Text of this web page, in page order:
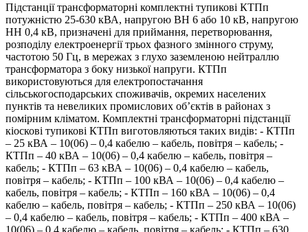
Підстанції трансформаторні комплектні тупикові КТПп
потужністю 25-630 кВА, напругою ВН 6 або 10 кВ, напругою
НН 0,4 кВ, призначені для приймання, перетворювання,
розподілу електроенергії трьох фазного змінного струму,
частотою 50 Гц, в мережах з глухо заземленою нейтраллю
трансформатора з боку низької напруги. КТПп
використовуються для електропостачання
сільськогосподарських споживачів, окремих населених
пунктів та невеликих промислових об’єктів в районах з
помірним кліматом. Комплектні трансформаторні підстанції
кіоскові тупикові КТПп виготовляються таких видів: - КТПп
– 25 кВА – 10(06) – 0,4 кабелю – кабель, повітря – кабель; -
КТПп – 40 кВА – 10(06) – 0,4 кабелю – кабель, повітря –
кабель; - КТПп – 63 кВА – 10(06) – 0,4 кабелю – кабель,
повітря – кабель; - КТПп – 100 кВА – 10(06) – 0,4 кабелю –
кабель, повітря – кабель; - КТПп – 160 кВА – 10(06) – 0,4
кабелю – кабель, повітря – кабель; - КТПп – 250 кВА – 10(06)
– 0,4 кабелю – кабель, повітря – кабель; - КТПп – 400 кВА –
10(06) – 0,4 кабелю – кабель, повітря – кабель; - КТПп – 630